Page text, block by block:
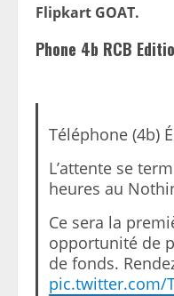
Flipkart GOAT.
Phone 4b RCB
Téléphone (4b)
L’attente se
heures au
Ce sera la
opportunité de
de fonds.
pic.twitter.com/